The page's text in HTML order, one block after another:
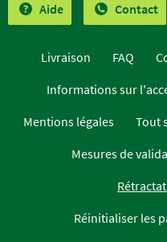
Aide Contact
Livraison FAQ
Informations sur
Mentions légales
Tout
Mesures de
Réinitialiser les